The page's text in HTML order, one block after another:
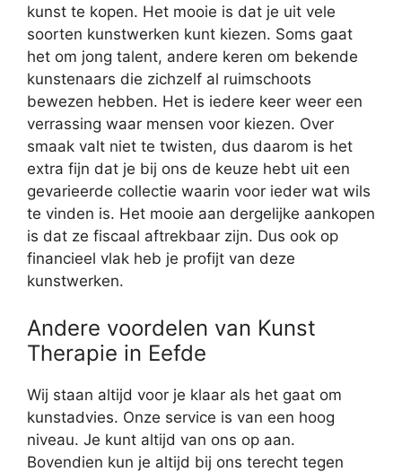
kunst te kopen. Het mooie is dat je uit vele
soorten kunstwerken kunt kiezen. Soms gaat
het om jong talent, andere keren om bekende
kunstenaars die zichzelf al ruimschoots
bewezen hebben. Het is iedere keer weer een
verrassing waar mensen voor kiezen. Over
smaak valt niet te twisten, dus daarom is het
extra fijn dat je bij ons de keuze hebt uit een
gevarieerde collectie waarin voor ieder wat wils
te vinden is. Het mooie aan dergelijke aankopen
is dat ze fiscaal aftrekbaar zijn. Dus ook op
financieel vlak heb je profijt van deze
kunstwerken.
Andere voordelen van Kunst
Therapie in Eefde
Wij staan altijd voor je klaar als het gaat om
kunstadvies. Onze service is van een hoog
niveau. Je kunt altijd van ons op aan.
Bovendien kun je altijd bij ons terecht tegen